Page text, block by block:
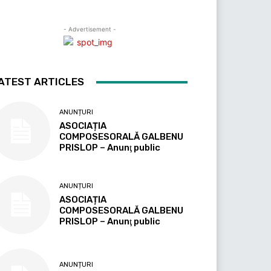
- Advertisement -
ARTICLES
ANUNȚURI
ASOCIAȚIA
COMPOSESORALĂ GALBENU
PRISLOP – Anunţ public
ANUNȚURI
ASOCIAȚIA
COMPOSESORALĂ GALBENU
PRISLOP – Anunţ public
ANUNȚURI